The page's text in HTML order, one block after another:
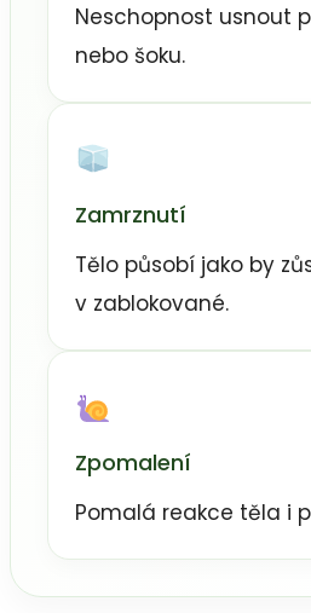
Neschopnost usnout
nebo šoku.
Zamrznutí
Tělo působí jako by
v zablokované.
Zpomalení
Pomalá reakce těla i